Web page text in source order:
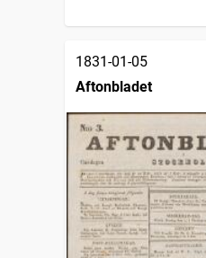
1831-01-05
Aftonbladet